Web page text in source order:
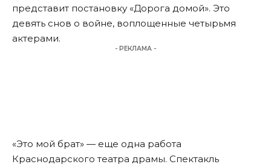
представит постановку «Дорога домой». Это
девять снов о войне, воплощенные четырьмя
актерами.
- РЕКЛАМА -
«Это мой брат» — еще одна работа
Краснодарского театра драмы. Спектакль